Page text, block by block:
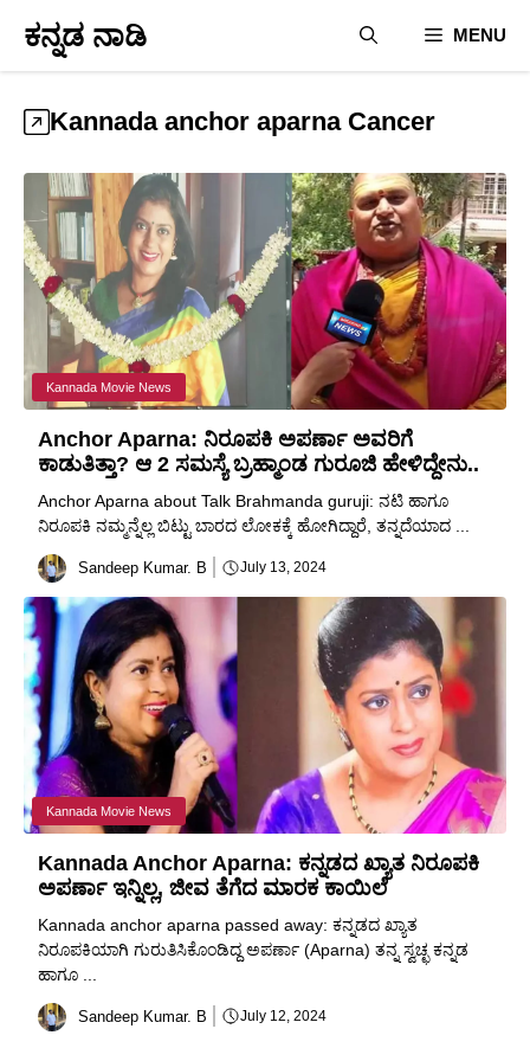
content
ಕನ್ನಡ ನಾಡಿ MENU
Kannada anchor aparna Cancer
Kannada Movie News
Anchor Aparna: ನಿರೂಪಕಿ ಅಪರ್ಣಾ ಅವರಿಗೆ
ಕಾಡುತಿತ್ತಾ? ಆ 2 ಸಮಸ್ಯೆ ಬ್ರಹ್ಮಾಂಡ ಗುರೂಜಿ ಹೇಳಿದ್ದೇನು..
Anchor Aparna about Talk Brahmanda guruji: ನಟಿ ಹಾಗೂ
ನಿರೂಪಕಿ ನಮ್ಮನ್ನೆಲ್ಲ ಬಿಟ್ಟು ಬಾರದ ಲೋಕಕ್ಕೆ ಹೋಗಿದ್ದಾರೆ, ತನ್ನದೆಯಾದ ...
Sandeep Kumar. B July 13, 2024
Kannada Movie News
Kannada Anchor Aparna: ಕನ್ನಡದ ಖ್ಯಾತ ನಿರೂಪಕಿ
ಅಪರ್ಣಾ ಇನ್ನಿಲ್ಲ, ಜೀವ ತೆಗೆದ ಮಾರಕ ಕಾಯಿಲೆ
Kannada anchor aparna passed away: ಕನ್ನಡದ ಖ್ಯಾತ
ನಿರೂಪಕಿಯಾಗಿ ಗುರುತಿಸಿಕೊಂಡಿದ್ದ ಅಪರ್ಣಾ (Aparna) ತನ್ನ ಸ್ವಚ್ಛ ಕನ್ನಡ
ಹಾಗೂ ...
Sandeep Kumar. B July 12, 2024